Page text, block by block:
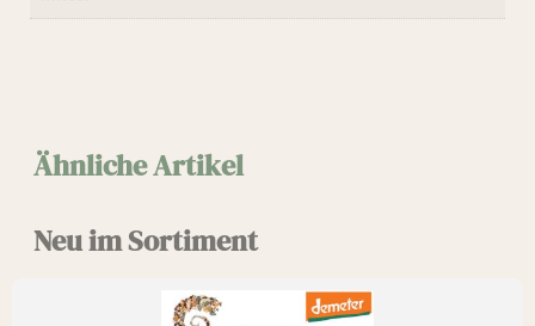
Ähnliche Artikel
Neu im Sortiment